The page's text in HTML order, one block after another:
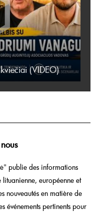
(VIDEO)
publie des informations
européenne et
nouveautés en matière de
événements pertinents pour